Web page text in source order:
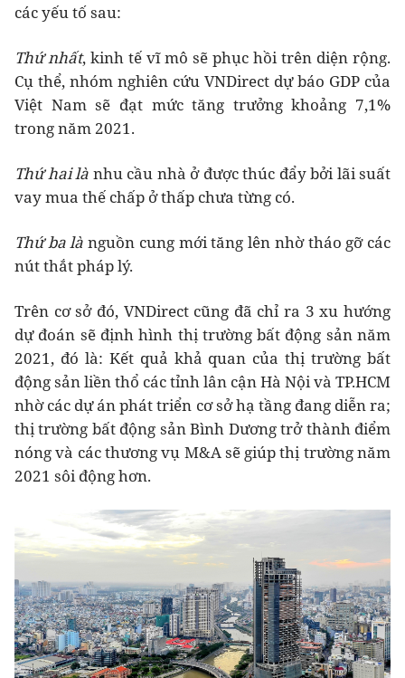
các yếu tố sau:
Thứ nhất, kinh tế vĩ mô sẽ phục hồi trên diện rộng.
Cụ thể, nhóm nghiên cứu VNDirect dự báo GDP của
Việt Nam sẽ đạt mức tăng trưởng khoảng 7,1%
trong năm 2021.
Thứ hai là nhu cầu nhà ở được thúc đẩy bởi lãi suất
vay mua thế chấp ở thấp chưa từng có.
Thứ ba là nguồn cung mới tăng lên nhờ tháo gỡ các
nút thắt pháp lý.
Trên cơ sở đó, VNDirect cũng đã chỉ ra 3 xu hướng
dự đoán sẽ định hình thị trường bất động sản năm
2021, đó là: Kết quả khả quan của thị trường bất
động sản liền thổ các tỉnh lân cận Hà Nội và TP.HCM
nhờ các dự án phát triển cơ sở hạ tầng đang diễn ra;
thị trường bất động sản Bình Dương trở thành điểm
nóng và các thương vụ M&A sẽ giúp thị trường năm
2021 sôi động hơn.